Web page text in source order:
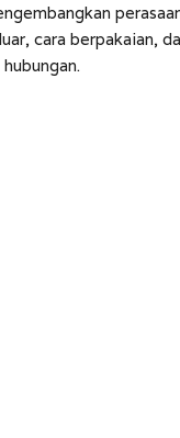
cara berpakaian,